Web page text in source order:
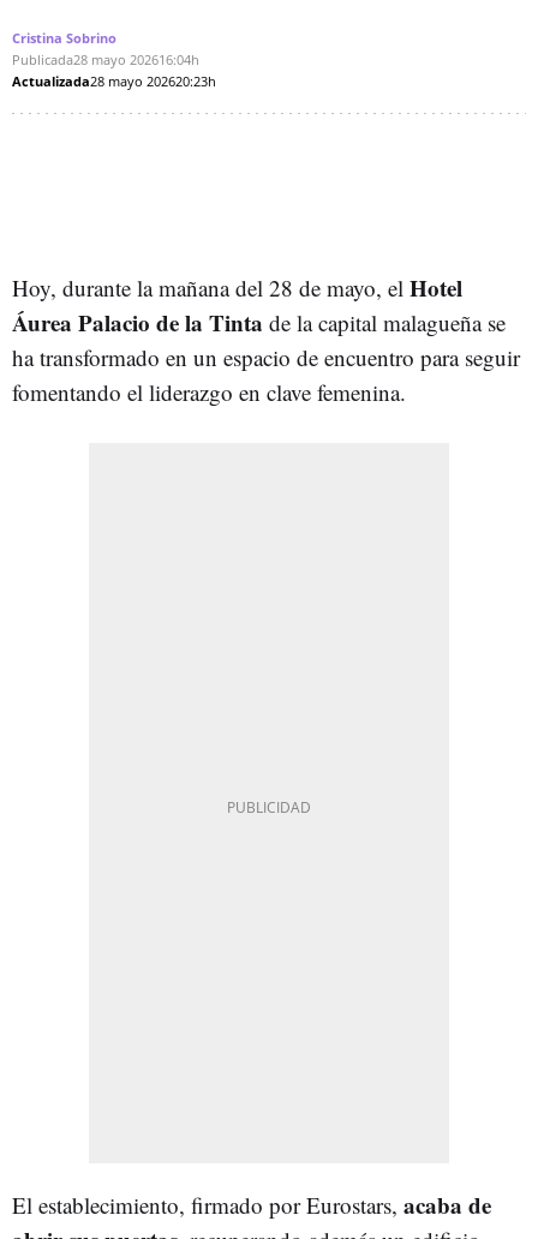
Cristina Sobrino
Publicada28 mayo 202616:04h
Actualizada28 mayo 202620:23h
Hoy, durante la mañana del 28 de mayo, el Hotel
Áurea Palacio de la Tinta de la capital malagueña se
ha transformado en un espacio de encuentro para seguir
fomentando el liderazgo en clave femenina.
El establecimiento, firmado por Eurostars, acaba de